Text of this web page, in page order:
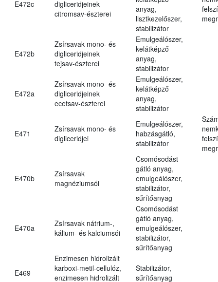
E472c
digliceridjeinek
citromsav-észterei
anyag,
lisztkezelőszer,
stabilizátor
E472b
Zsírsavak mono- és
digliceridjeinek
tejsav-észterei
Emulgeálószer,
kelátképző
anyag,
stabilizátor
E472a
Zsírsavak mono- és
digliceridjeinek
ecetsav-észterei
Emulgeálószer,
kelátképző
anyag,
stabilizátor
E471
Zsírsavak mono- és
digliceridjei
Emulgeálószer,
habzásgátló,
stabilizátor
E470b
Zsírsavak
magnéziumsói
Csomósodást
gátló anyag,
emulgeálószer,
stabilizátor,
sűrítőanyag
E470a
Zsírsavak nátrium-,
kálium- és kalciumsói
Csomósodást
gátló anyag,
emulgeálószer,
stabilizátor,
sűrítőanyag
E469
Enzimesen hidrolizált
karboxi-metil-cellulóz,
enzimesen hidrolizált
Stabilizátor,
sűrítőanyag